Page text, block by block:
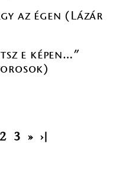
az égen (Lázár
e képen…”
2 3 » ›|